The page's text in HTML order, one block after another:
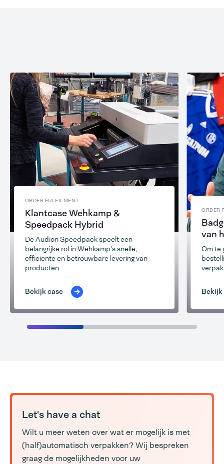
ORDER FULFILMENT
Klantcase Wehkamp &
Speedpack Hybrid
De Audion Speedpack speelt een
belangrijke rol in Wehkamp's snelle,
efficiente en betrouwbare levering van
producten
Bekijk case
ORDER
van
Om te
Bekijk
Let's have a chat
Wilt u meer weten over wat er mogelijk is met
(half)automatisch verpakken? Wij bespreken
graag de mogelijkheden voor uw